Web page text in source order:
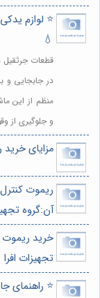
⭐️ لوازم
💧
قطعات جرثقیل
در جابجایی و
منظم از این
و جلوگیری از
مزایای خرید
ریموت
آن:گروه
خرید ریموت
تجهیزات افرا
⭐️ راهنمای